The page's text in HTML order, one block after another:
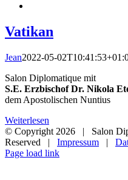
Vatikan
Jean2022-05-
Salon Diplomatique mit
S.E. Erzbischof Dr. Nikola
dem Apostolischen Nuntius
Weiterlesen
© Copyright 2026 | Salon
Reserved | Impressum |
Page load link